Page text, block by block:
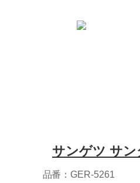
サンゲツ サ
品番：GER-5261